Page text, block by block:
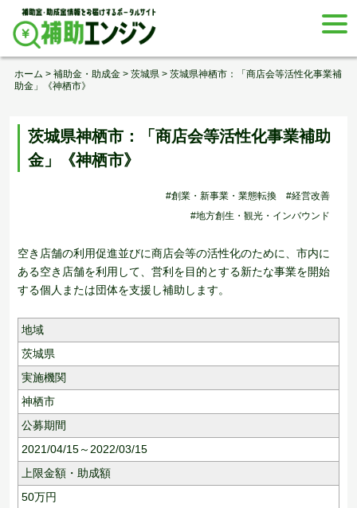
Skip
content
ホーム > 補助金・助成金 > 茨城県 > 茨城県神栖市：「商店会等活性化事業補
助金」《神栖市》
茨城県神栖市：「商店会等活性化事業補助
金」《神栖市》
#創業・新事業・業態転換
#経営改善
#地方創生・観光・インバウンド
空き店舗の利用促進並びに商店会等の活性化のために、市内に
ある空き店舗を利用して、営利を目的とする新たな事業を開始
する個人または団体を支援し補助します。
地域
茨城県
実施機関
神栖市
公募期間
2021/04/15～2022/03/15
上限金額・助成額
50万円